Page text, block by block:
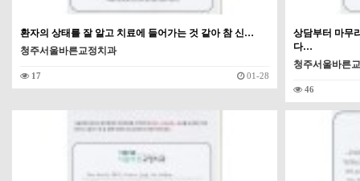
환자의 상태를 잘 알고 치료에 들어가는 것 같아 참 신…
청주서울바른교정치과
17 01-28
상담부터 마무
다…
청주서울바른
46